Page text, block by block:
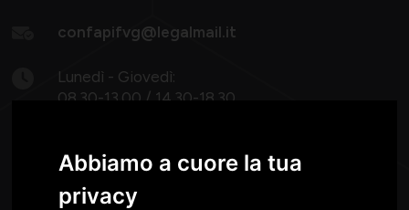
Abbiamo a cuore la tua
privacy
confapifvg@legalmail.it
Lunedì - Giovedì:
08.30-13.00 / 14.30-18.30